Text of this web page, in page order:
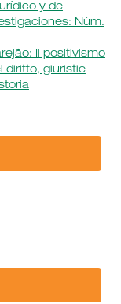
y de
Núm.
Il positivismo
diritto, giuristie